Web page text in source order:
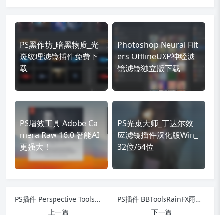
PS黑作坊_暗黑物质_光
斑纹理滤镜插件免费下
载
Photoshop Neural Filt
ers OfflineUXP神经滤
镜滤镜独立版下载
PS增效工具 Adobe Ca
mera Raw 16.0 智能AI
更强大！
PS光束大师_丁达尔效
应滤镜插件汉化版Win_
32位/64位
PS插件 Perspective Tools透视线工具面板v2.4.2简体中文版下载
上一篇
PS插件 BBToolsRainFX雨水降雨特效2020汉化版插件下载
下一篇